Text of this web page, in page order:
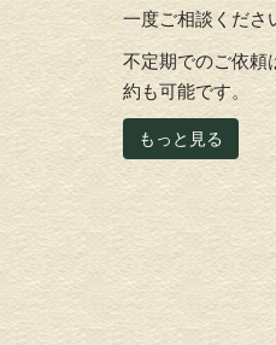
一度ご相談くださ
不定期でのご依頼
約も可能です。
もっと見る